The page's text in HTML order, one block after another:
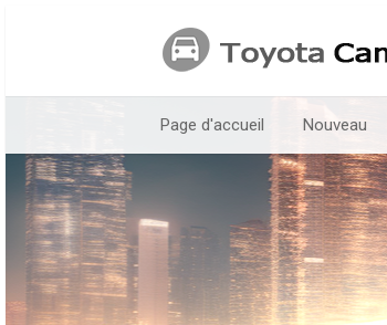
Page d'accueil Nouveau